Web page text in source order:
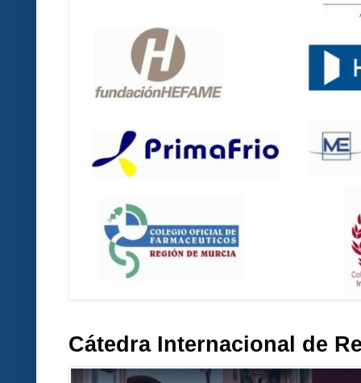
Cátedra Internacional de